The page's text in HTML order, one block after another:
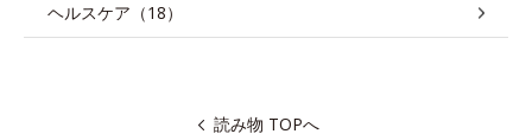
ヘルスケア（18）
読み物 TOPへ